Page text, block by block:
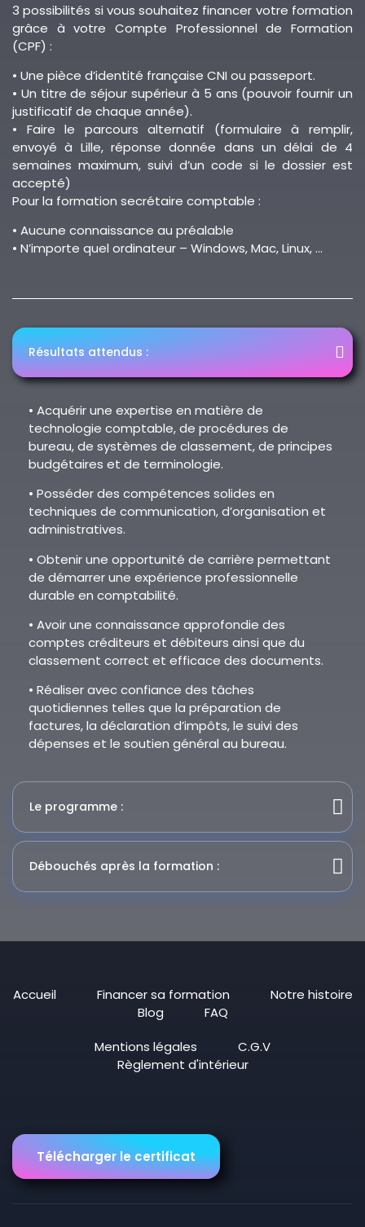
3 possibilités si vous souhaitez financer votre formation
grâce à votre Compte Professionnel de Formation
(CPF) :
• Une pièce d’identité française CNI ou passeport.
• Un titre de séjour supérieur à 5 ans (pouvoir fournir un
justificatif de chaque année).
• Faire le parcours alternatif (formulaire à remplir,
envoyé à Lille, réponse donnée dans un délai de 4
semaines maximum, suivi d’un code si le dossier est
accepté)
Pour la formation secrétaire comptable :
• Aucune connaissance au préalable
• N’importe quel ordinateur – Windows, Mac, Linux, …
Résultats attendus :
• Acquérir une expertise en matière de
technologie comptable, de procédures de
bureau, de systèmes de classement, de principes
budgétaires et de terminologie.
• Posséder des compétences solides en
techniques de communication, d’organisation et
administratives.
• Obtenir une opportunité de carrière permettant
de démarrer une expérience professionnelle
durable en comptabilité.
• Avoir une connaissance approfondie des
comptes créditeurs et débiteurs ainsi que du
classement correct et efficace des documents.
• Réaliser avec confiance des tâches
quotidiennes telles que la préparation de
factures, la déclaration d’impôts, le suivi des
dépenses et le soutien général au bureau.
Le programme :
Débouchés après la formation :
Accueil Financer sa formation
Notre histoire
Blog
FAQ
Mentions légales
C.G.V
Règlement d'intérieur
Télécharger le certificat